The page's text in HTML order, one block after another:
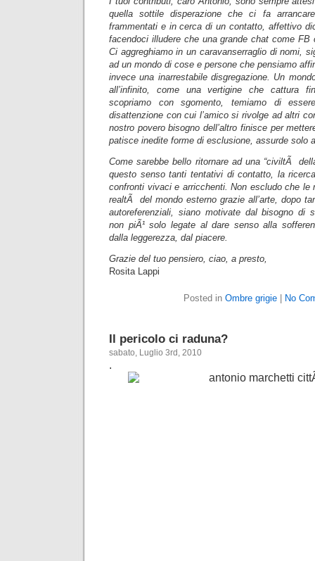
quella sottile disperazione che ci fa
frammentati e in cerca di un contatto, affettivo
facendoci illudere che una grande chat come
Ci aggreghiamo in un caravanserraglio di nomi,
ad un mondo di cose e persone che pensiamo
invece una inarrestabile disgregazione. Un
all’infinito, come una vertigine che cattura
scopriamo con sgomento, temiamo di
disattenzione con cui l’amico si rivolge ad altri
nostro povero bisogno dell’altro finisce per
patisce inedite forme di esclusione, assurde solo
Come sarebbe bello ritornare ad una “civiltÃ
questo senso tanti tentativi di contatto, la
confronti vivaci e arricchenti. Non escludo che le
realtÃ del mondo esterno grazie all’arte, dopo
autoreferenziali, siano motivate dal bisogno di
non piÃ¹ solo legate al dare senso alla
dalla leggerezza, dal piacere.
Grazie del tuo pensiero, ciao, a presto,
Rosita Lappi
Posted in Ombre grigie No
Il pericolo ci raduna?
sabato, Luglio 3rd, 2010
.